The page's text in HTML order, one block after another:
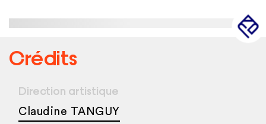
Crédits
Direction artistique
Claudine TANGUY